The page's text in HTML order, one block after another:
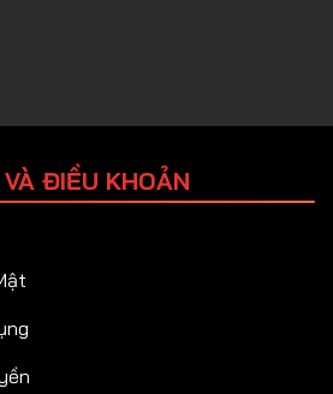
Tập 36
37
Tập 39
40
41
ĐIỀU KHOẢN